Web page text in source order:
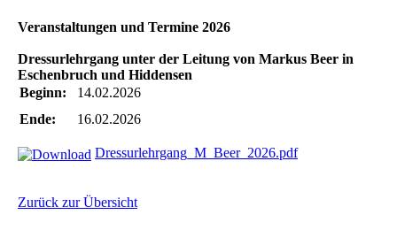
Veranstaltungen und Termine 2026
Dressurlehrgang unter der Leitung von Markus Beer in
Eschenbruch und Hiddensen
Beginn:
14.02.2026
Ende:
16.02.2026
Dressurlehrgang_M_Beer_2026.pdf
Zurück zur Übersicht